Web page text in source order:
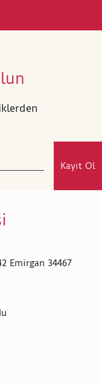
Kayıt Ol
Emirgan 34467